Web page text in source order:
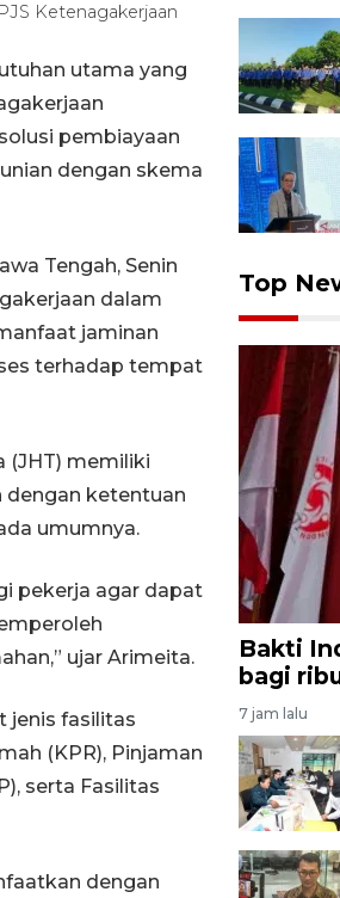
Ketenagakerjaan
utama yang
pembiayaan
dengan skema
Tengah, Senin
dalam
jaminan
terhadap tempat
(JHT) memiliki
ketentuan
umumnya.
pekerja agar dapat
ujar Arimeita.
jenis fasilitas
(KPR), Pinjaman
serta Fasilitas
dengan
Top
Bakti
bagi
7 jam lalu